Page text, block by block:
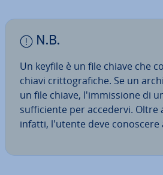
N.B.
Un keyfile è un file chiave che
chiavi crit­to­gra­fi­che. Se un
un file chiave, l'im­mis­sio­ne di
suf­fi­cien­te per accedervi. Oltre
infatti, l'utente deve conoscere